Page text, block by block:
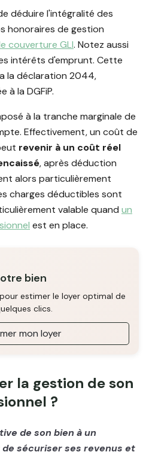
déduire l'intégralité des
honoraires de gestion
couverture GLI. Notez aussi
intérêts d'emprunt. Cette
la déclaration 2044,
à la DGFiP.
à la tranche marginale de
Effectivement, un coût de
revenir à un coût réel
, après déduction
alors particulièrement
charges déductibles sont
valable quand un
est en place.
bien
estimer le loyer optimal de
clics.
mon loyer
la gestion de son
?
de son bien à un
sécuriser ses revenus et